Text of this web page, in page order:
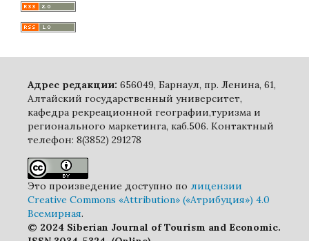
Адрес редакции: 656049, Барнаул, пр. Ленина, 61,
Алтайский государственный университет,
кафедра рекреационной географии,туризма и
регионального маркетинга, каб.506. Контактный
телефон: 8(3852) 291278
Это произведение доступно по лицензии
Creative Commons «Attribution» («Атрибуция») 4.0
Всемирная.
© 2024 Siberian Journal of Tourism and Economic.